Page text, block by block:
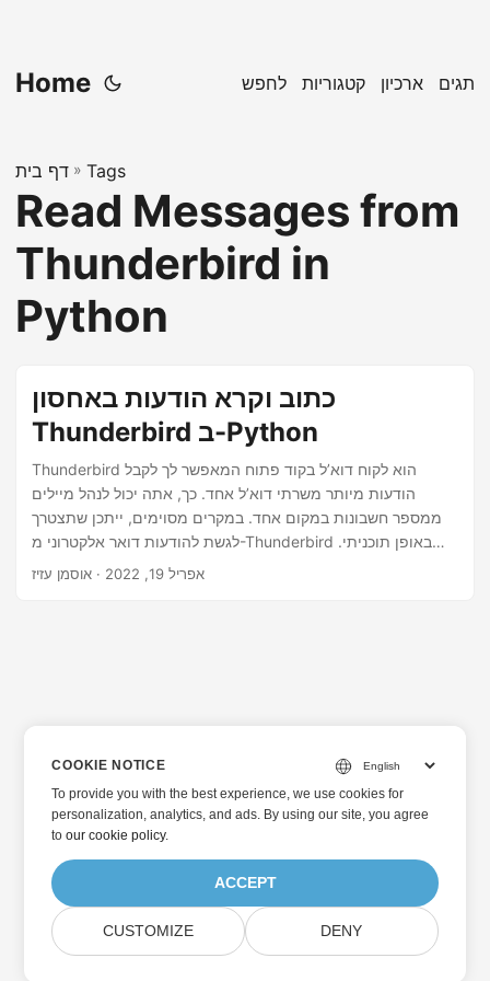
Home לחפש קטגוריות ארכיון תגים
דף בית » Tags
Read Messages from
Thunderbird in
Python
כתוב וקרא הודעות באחסון
Thunderbird ב-Python
Thunderbird הוא לקוח דוא’ל בקוד פתוח המאפשר לך לקבל
הודעות מיותר משרתי דוא’ל אחד. כך, אתה יכול לנהל מיילים
ממספר חשבונות במקום אחד. במקרים מסוימים, ייתכן שתצטרך
לגשת להודעות דואר אלקטרוני מ-Thunderbird באופן תוכניתי.
יתר על כן, ייתכן שתצטרך לכתוב הודעות חדשות ב-Thunderbird.
אפריל 19, 2022 · אוסמן עזיז
COOKIE NOTICE
To provide you with the best experience, we use cookies for
personalization, analytics, and ads. By using our site, you agree
toour cookie policy.
ACCEPT
CUSTOMIZE DENY